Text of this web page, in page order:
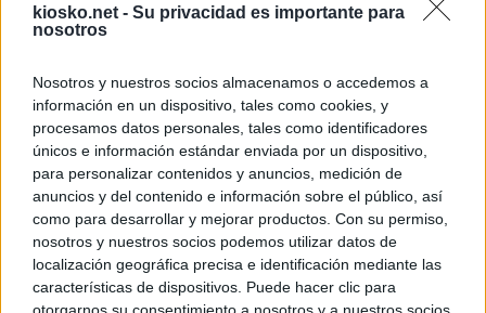
kiosko.net - Su privacidad es importante para
nosotros
Nosotros y nuestros socios almacenamos o accedemos a
información en un dispositivo, tales como cookies, y
procesamos datos personales, tales como identificadores
únicos e información estándar enviada por un dispositivo,
para personalizar contenidos y anuncios, medición de
anuncios y del contenido e información sobre el público, así
como para desarrollar y mejorar productos. Con su permiso,
nosotros y nuestros socios podemos utilizar datos de
localización geográfica precisa e identificación mediante las
características de dispositivos. Puede hacer clic para
otorgarnos su consentimiento a nosotros y a nuestros socios